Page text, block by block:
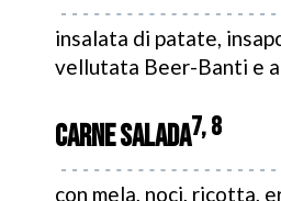
insalata di patate,
vellutata Beer-Banti e
CARNE SALADA7, 8
con mela, noci, ricotta,